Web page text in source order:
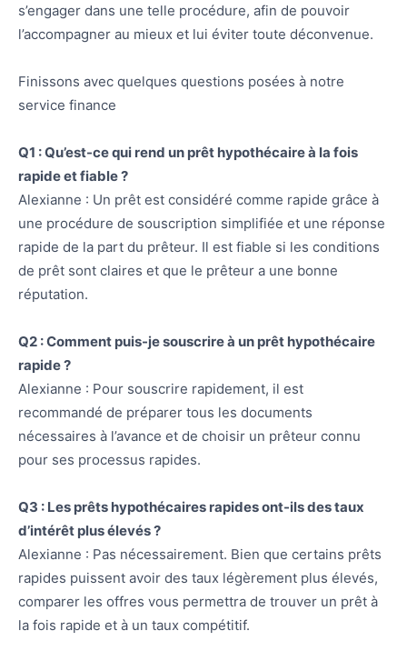
s’engager dans une telle procédure, afin de pouvoir
l’accompagner au mieux et lui éviter toute déconvenue.
Finissons avec quelques questions posées à notre
service finance
Q1 : Qu’est-ce qui rend un prêt hypothécaire à la fois
rapide et fiable ?
Alexianne : Un prêt est considéré comme rapide grâce à
une procédure de souscription simplifiée et une réponse
rapide de la part du prêteur. Il est fiable si les conditions
de prêt sont claires et que le prêteur a une bonne
réputation.
Q2 : Comment puis-je souscrire à un prêt hypothécaire
rapide ?
Alexianne : Pour souscrire rapidement, il est
recommandé de préparer tous les documents
nécessaires à l’avance et de choisir un prêteur connu
pour ses processus rapides.
Q3 : Les prêts hypothécaires rapides ont-ils des taux
d’intérêt plus élevés ?
Alexianne : Pas nécessairement. Bien que certains prêts
rapides puissent avoir des taux légèrement plus élevés,
comparer les offres vous permettra de trouver un prêt à
la fois rapide et à un taux compétitif.